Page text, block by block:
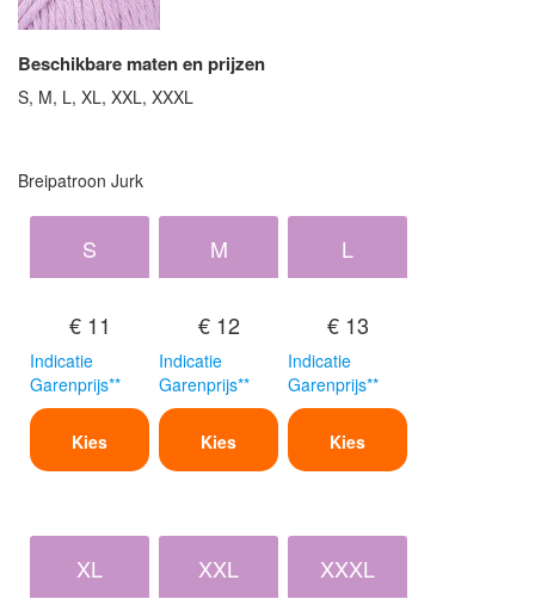
Beschikbare maten en prijzen
S, M, L, XL, XXL, XXXL
Breipatroon Jurk
S
€ 11
Indicatie
Garenprijs**
Kies
M
€ 12
Indicatie
Garenprijs**
Kies
L
€ 13
Indicatie
Garenprijs**
Kies
XL XXL XXXL